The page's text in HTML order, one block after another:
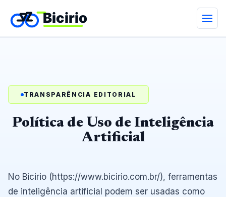
TRANSPARÊNCIA EDITORIAL
Política de Uso de Inteligência
Artificial
No Bicirio (https://www.bicirio.com.br/), ferramentas
de inteligência artificial podem ser usadas como